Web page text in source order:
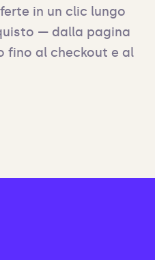
in un clic lungo
— dalla pagina
fino al checkout e al